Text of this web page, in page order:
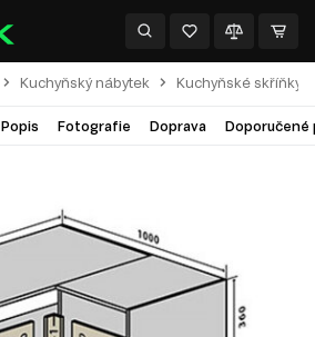
Kuchyňský nábytek Kuchyňské skříňky
Popis Fotografie Doprava Doporučené